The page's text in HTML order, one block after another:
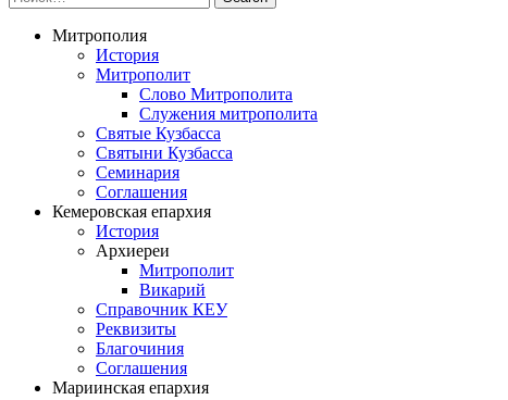
Митрополия
История
Митрополит
Слово Митрополита
Служения митрополита
Святые Кузбасса
Святыни Кузбасса
Семинария
Соглашения
Кемеровская епархия
История
Архиереи
Митрополит
Викарий
Справочник КЕУ
Реквизиты
Благочиния
Соглашения
Мариинская епархия